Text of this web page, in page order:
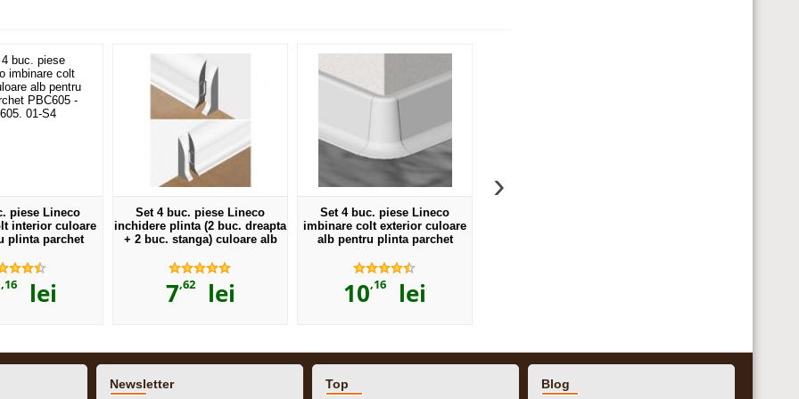
piese Lineco
interior culoare
plinta parchet
,16 lei
Set 4 buc. piese Lineco
inchidere plinta (2 buc. dreapta
+ 2 buc. stanga) culoare alb
- PBD...
7,62lei
Set 4 buc. piese Lineco
imbinare colt exterior culoare
alb pentru plinta parchet
10,16 lei
›
Newsletter Top Blog